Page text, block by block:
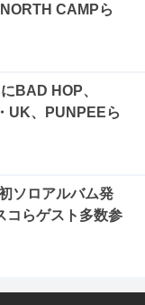
CAMPら
BAD HOP、
UK、PUNPEEら
ソロアルバム発
コらゲスト多数参